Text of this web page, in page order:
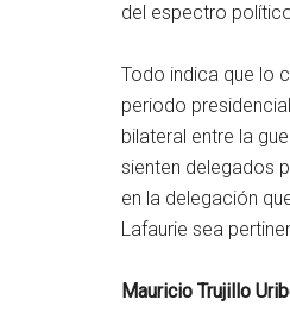
del espectro
Todo indica que lo
periodo
bilateral entre la
sienten delegados
en la delegación
Lafaurie sea
Mauricio Trujillo